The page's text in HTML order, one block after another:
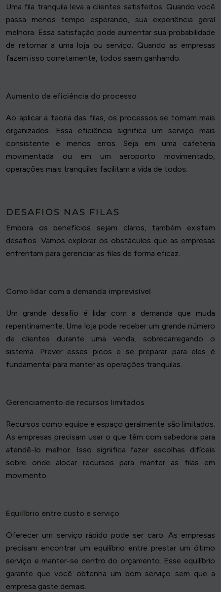
Uma fila tranquila leva a clientes satisfeitos. Quando você
passa menos tempo esperando, sua experiência geral
melhora. Essa satisfação pode aumentar sua probabilidade
de retornar a uma loja ou serviço. Quando as empresas
fazem isso corretamente, todos saem ganhando.
Aumento da eficiência do processo
Ao aplicar a teoria das filas, os processos se tornam mais
organizados. Essa eficiência significa um serviço mais
consistente e menos erros. Seja em uma cafeteria
movimentada ou em um aeroporto movimentado,
operações mais tranquilas facilitam a vida de todos.
DESAFIOS NAS FILAS
Embora os benefícios sejam claros, também existem
desafios. Vamos explorar os obstáculos que as empresas
enfrentam para gerenciar as filas de forma eficaz.
Como lidar com a demanda imprevisível
Um grande desafio é lidar com a demanda que muda
repentinamente. Uma loja pode receber um grande número
de clientes durante uma venda, sobrecarregando o
sistema. Prever esses picos e se preparar para eles é
fundamental para manter as operações tranquilas.
Gerenciamento de recursos limitados
Recursos como equipe e espaço geralmente são limitados.
As empresas precisam usar o que têm com sabedoria para
atendê-lo melhor. Isso significa fazer escolhas difíceis
sobre onde alocar recursos para manter as filas em
movimento.
Equilíbrio entre custo e serviço
Oferecer um serviço rápido pode ser caro. As empresas
precisam encontrar um equilíbrio entre prestar um ótimo
serviço e manter-se dentro do orçamento. Esse equilíbrio
garante que você obtenha um bom serviço sem que a
empresa gaste demais.